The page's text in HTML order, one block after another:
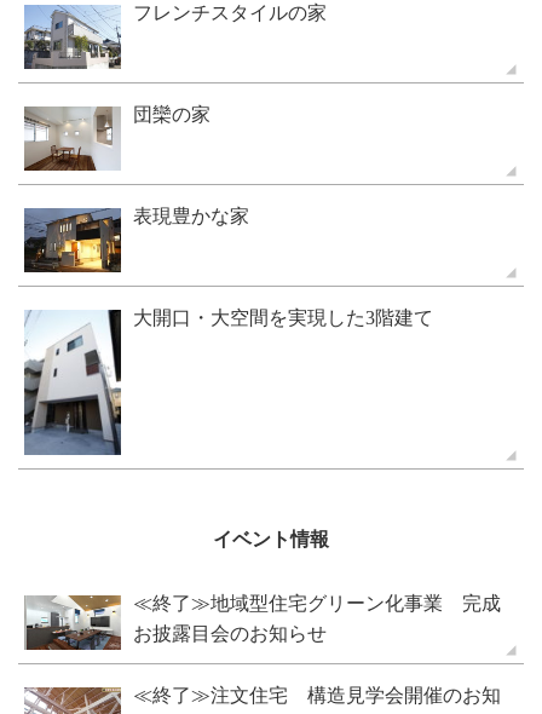
フレンチスタイルの家
団欒の家
表現豊かな家
大開口・大空間を実現した3階建て
イベント情報
≪終了≫地域型住宅グリーン化事業 完成
お披露目会のお知らせ
≪終了≫注文住宅 構造見学会開催のお知